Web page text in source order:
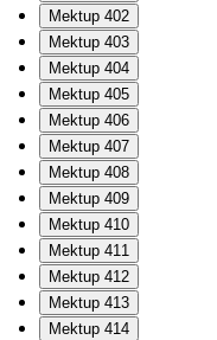
Mektup 402
Mektup 403
Mektup 404
Mektup 405
Mektup 406
Mektup 407
Mektup 408
Mektup 409
Mektup 410
Mektup 411
Mektup 412
Mektup 413
Mektup 414